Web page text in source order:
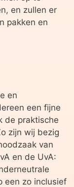
en zullen er
pakken en
en
een fijne
de praktische
zijn wij bezig
van
en de UvA:
een zo inclusief